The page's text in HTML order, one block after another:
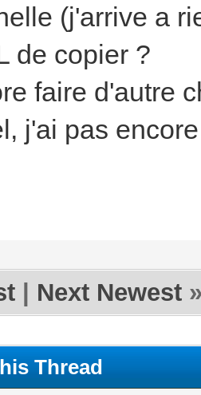
(j'arrive a
de copier ?
faire d'autre
j'ai pas
Next Newest
Thread